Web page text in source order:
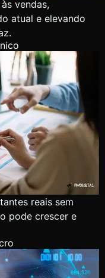
vendas,
atual e elevando
reais sem
pode crescer e